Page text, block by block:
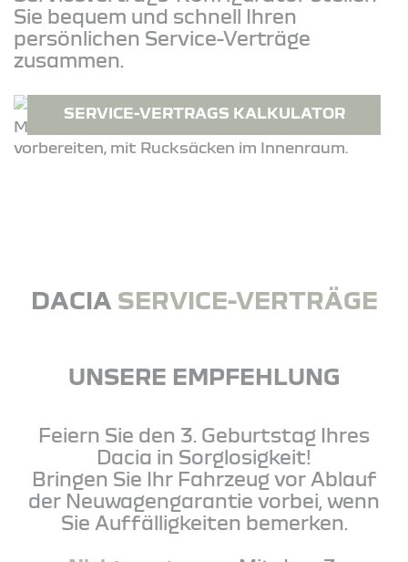
SERVICE-VERTRAGS KALKULATOR
Sie bequem und schnell Ihren
persönlichen Service-Verträge
zusammen.
DACIA SERVICE-VERTRÄGE
UNSERE EMPFEHLUNG
Feiern Sie den 3. Geburtstag Ihres
Dacia in Sorglosigkeit!
Bringen Sie Ihr Fahrzeug vor Ablauf
der Neuwagengarantie vorbei, wenn
Sie Auffälligkeiten bemerken.